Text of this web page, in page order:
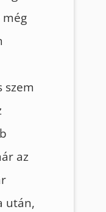
még
szem
az
után,